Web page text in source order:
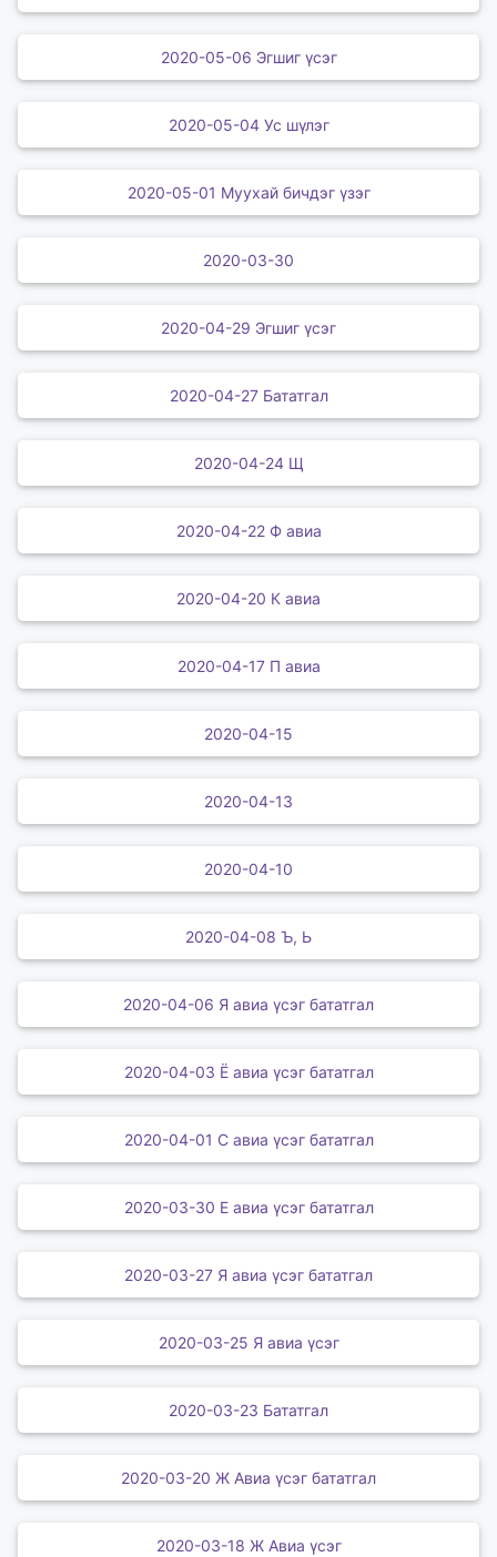
2020-05-06 Эгшиг үсэг
2020-05-04 Ус шүлэг
2020-05-01 Муухай бичдэг үзэг
2020-03-30
2020-04-29 Эгшиг үсэг
2020-04-27 Бататгал
2020-04-24 Щ
2020-04-22 Ф авиа
2020-04-20 К авиа
2020-04-17 П авиа
2020-04-15
2020-04-13
2020-04-10
2020-04-08 Ъ, Ь
2020-04-06 Я авиа үсэг бататгал
2020-04-03 Ё авиа үсэг бататгал
2020-04-01 С авиа үсэг бататгал
2020-03-30 Е авиа үсэг бататгал
2020-03-27 Я авиа үсэг бататгал
2020-03-25 Я авиа үсэг
2020-03-23 Бататгал
2020-03-20 Ж Авиа үсэг бататгал
2020-03-18 Ж Авиа үсэг